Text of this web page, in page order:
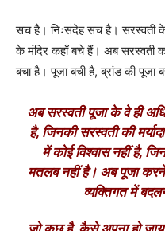
सच है। निःसंदेह सच है। सरस्वती के
के मंदिर कहाँ बचे हैं। अब सरस्वती
बचा है। पूजा बची है, ब्रांड की पूजा
अब सरस्वती पूजा के वे ही
है, जिनकी सरस्वती की
में कोई विश्वास नहीं है,
मतलब नहीं है। अब पूजा करने
व्यक्तिगत में